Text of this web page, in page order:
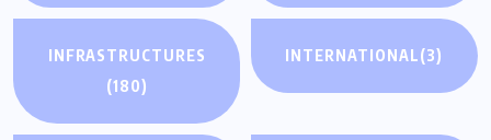
INFRASTRUCTURES
(180)
INTERNATIONAL(3)